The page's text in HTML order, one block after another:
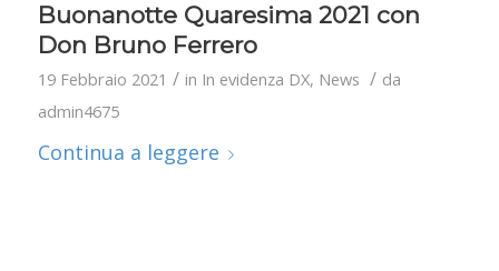
Buonanotte Quaresima 2021 con
Don Bruno Ferrero
19 Febbraio 2021 / in In evidenza DX, News / da
admin4675
Continua a leggere